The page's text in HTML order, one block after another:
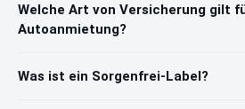
Welche Art von Versicherung gilt
Autoanmietung?
Was ist ein Sorgenfrei-Label?